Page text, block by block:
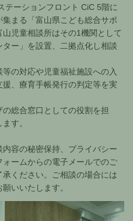
ーションフロント CiC 5階に
まる「富山県こども総合サポ
児童相談所はその1機関として
ター」を設置、二拠点化し相談
の対応や児童福祉施設への入
、療育手帳発行の判定等を実
総合窓口としての役割を担
す。
容の秘密保持、プライバシー
ームからの電子メールでのご
ください。ご相談の場合には
いいたします。